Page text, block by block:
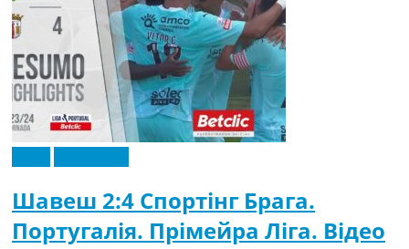
Шавеш 2:4 Спортінг Брага.
Португалія. Прімейра Ліга. Відео